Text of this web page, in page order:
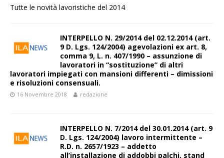
Tutte le novità lavoristiche del 2014
INTERPELLO N. 29/2014 del 02.12.2014 (art.
9 D. Lgs. 124/2004) agevolazioni ex art. 8,
comma 9, L. n. 407/1990 – assunzione di
lavoratori in “sostituzione” di altri
lavoratori impiegati con mansioni differenti – dimissioni
e risoluzioni consensuali.
16 Novembre 2018 redazione
INTERPELLO N. 7/2014 del 30.01.2014 (art. 9
D. Lgs. 124/2004) lavoro intermittente –
R.D. n. 2657/1923 – addetto
all’installazione di addobbi palchi, stand